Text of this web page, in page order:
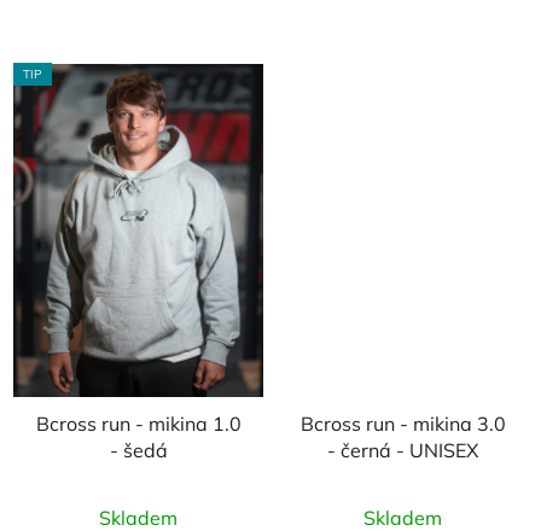
TIP
Bcross run - mikina 1.0
- šedá
Skladem
Bcross run - mikina 3.0
- černá - UNISEX
Skladem